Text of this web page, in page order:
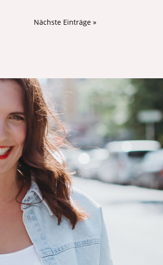
Nächste Einträge »